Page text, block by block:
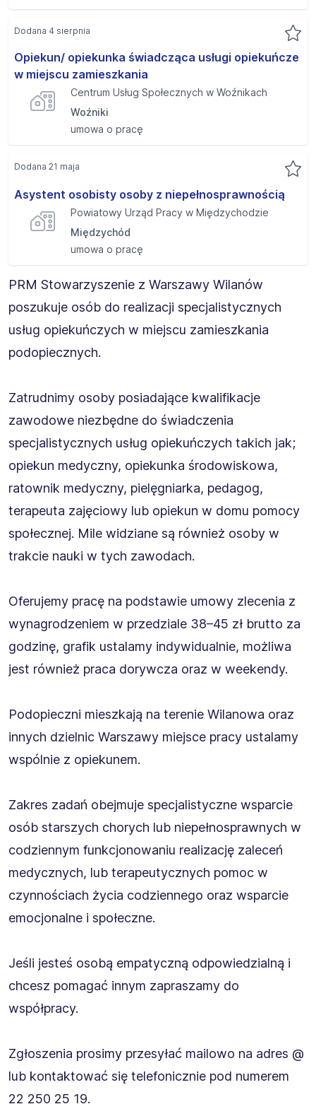
Opiekun/ opiekunka świadcząca usługi opiekuńcze
w miejscu zamieszkania
Centrum Usług Społecznych w Woźnikach
Woźniki
umowa o pracę
Dodana 4 sierpnia
Asystent osobisty osoby z niepełnosprawnością
Powiatowy Urząd Pracy w Międzychodzie
Międzychód
umowa o pracę
Dodana 21 maja
PRM Stowarzyszenie z Warszawy Wilanów
poszukuje osób do realizacji specjalistycznych
usług opiekuńczych w miejscu zamieszkania
podopiecznych.
Zatrudnimy osoby posiadające kwalifikacje
zawodowe niezbędne do świadczenia
specjalistycznych usług opiekuńczych takich jak;
opiekun medyczny, opiekunka środowiskowa,
ratownik medyczny, pielęgniarka, pedagog,
terapeuta zajęciowy lub opiekun w domu pomocy
społecznej. Mile widziane są również osoby w
trakcie nauki w tych zawodach.
Oferujemy pracę na podstawie umowy zlecenia z
wynagrodzeniem w przedziale 38–45 zł brutto za
godzinę, grafik ustalamy indywidualnie, możliwa
jest również praca dorywcza oraz w weekendy.
Podopieczni mieszkają na terenie Wilanowa oraz
innych dzielnic Warszawy miejsce pracy ustalamy
wspólnie z opiekunem.
Zakres zadań obejmuje specjalistyczne wsparcie
osób starszych chorych lub niepełnosprawnych w
codziennym funkcjonowaniu realizację zaleceń
medycznych, lub terapeutycznych pomoc w
czynnościach życia codziennego oraz wsparcie
emocjonalne i społeczne.
Jeśli jesteś osobą empatyczną odpowiedzialną i
chcesz pomagać innym zapraszamy do
współpracy.
Zgłoszenia prosimy przesyłać mailowo na adres @
lub kontaktować się telefonicznie pod numerem
22 250 25 19.